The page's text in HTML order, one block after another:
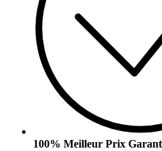
100% Meilleur Prix